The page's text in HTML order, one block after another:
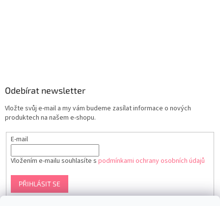
Odebírat newsletter
Vložte svůj e-mail a my vám budeme zasílat informace o nových
produktech na našem e-shopu.
E-mail
Vložením e-mailu souhlasíte s podmínkami ochrany osobních údajů
PŘIHLÁSIT SE